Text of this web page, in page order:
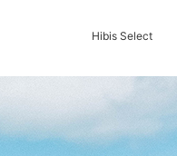
Hibis Select